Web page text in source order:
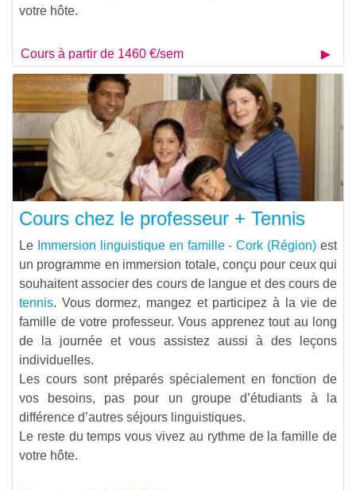
votre hôte.
Cours à partir de 1460 €/sem
Cours chez le professeur + Tennis
Le Immersion linguistique en famille - Cork (Région) est
un programme en immersion totale, conçu pour ceux qui
souhaitent associer des cours de langue et des cours de
tennis. Vous dormez, mangez et participez à la vie de
famille de votre professeur. Vous apprenez tout au long
de la journée et vous assistez aussi à des leçons
individuelles.
Les cours sont préparés spécialement en fonction de
vos besoins, pas pour un groupe d’étudiants à la
différence d’autres séjours linguistiques.
Le reste du temps vous vivez au rythme de la famille de
votre hôte.